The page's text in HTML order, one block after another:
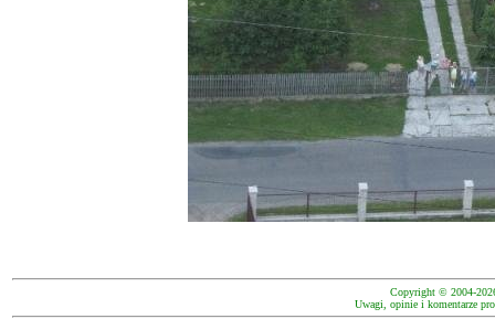
Copyright © 2004-
Uwagi, opinie i komentarze